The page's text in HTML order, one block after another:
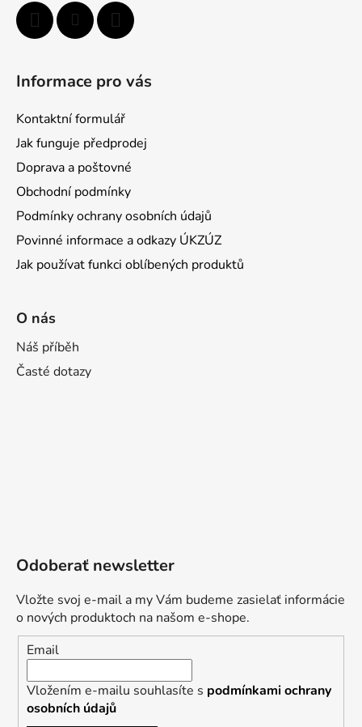
Informace pro vás
Kontaktní formulář
Jak funguje předprodej
Doprava a poštovné
Obchodní podmínky
Podmínky ochrany osobních údajů
Povinné informace a odkazy ÚKZÚZ
Jak používat funkci oblíbených produktů
O nás
Náš příběh
Časté dotazy
Odoberať newsletter
Vložte svoj e-mail a my Vám budeme zasielať informácie
o nových produktoch na našom e-shope.
Email
Vložením e-mailu souhlasíte s podmínkami ochrany
osobních údajů